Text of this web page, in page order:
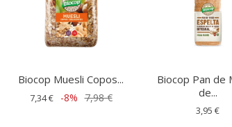
Biocop Muesli Copos...
7,34 € -8% 7,98 €
Biocop Pan de
de...
3,95 €